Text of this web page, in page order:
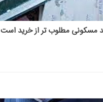
مسکونی مطلوب تر از خرید است